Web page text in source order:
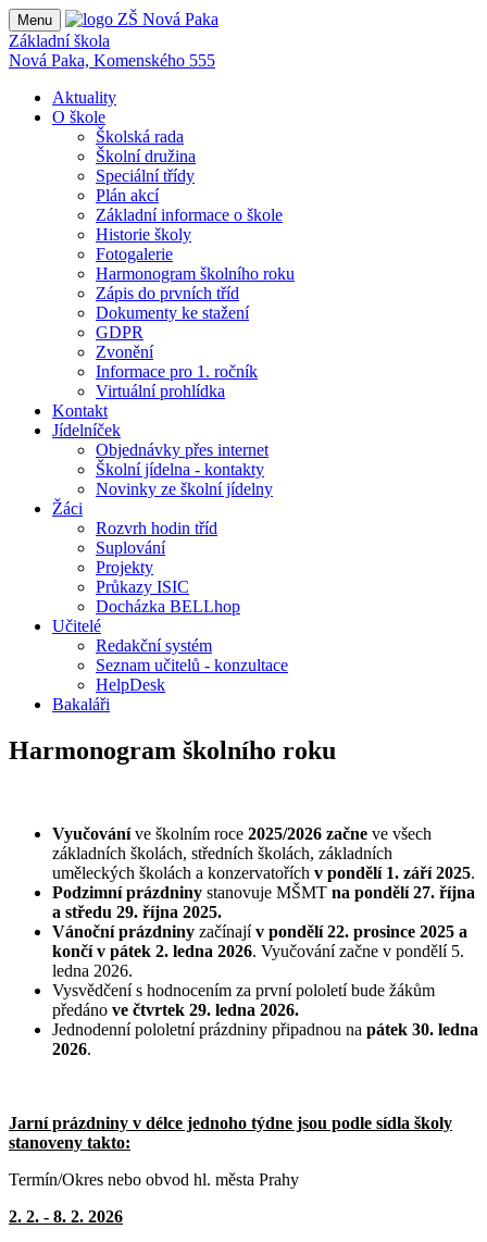
Menu
Základní škola
Nová Paka, Komenského 555
Aktuality
O škole
Školská rada
Školní družina
Speciální třídy
Plán akcí
Základní informace o škole
Historie školy
Fotogalerie
Harmonogram školního roku
Zápis do prvních tříd
Dokumenty ke stažení
GDPR
Zvonění
Informace pro 1. ročník
Virtuální prohlídka
Kontakt
Jídelníček
Objednávky přes internet
Školní jídelna - kontakty
Novinky ze školní jídelny
Žáci
Rozvrh hodin tříd
Suplování
Projekty
Průkazy ISIC
Docházka BELLhop
Učitelé
Redakční systém
Seznam učitelů - konzultace
HelpDesk
Bakaláři
Harmonogram školního roku
Vyučováníve školním roce 2025/2026 začne ve všech
základních školách, středních školách, základních
uměleckých školách a konzervatořích v pondělí1. září 2025.
Podzimní prázdniny stanovuje MŠMT na pondělí 27. října
a středu 29. října 2025.
Vánoční prázdniny začínajív pondělí 22. prosince 2025 a
končí v pátek 2. ledna 2026. Vyučování začne v pondělí 5.
ledna 2026.
Vysvědčení s hodnocením za první pololetí bude žákům
předáno ve čtvrtek 29. ledna 2026.
Jednodenní pololetní prázdniny připadnou na pátek 30. ledna
2026.
Jarní prázdniny v délce jednoho týdne jsou podle sídla školy
stanoveny takto:
Termín/Okres nebo obvod hl. města Prahy
2. 2. - 8. 2. 2026